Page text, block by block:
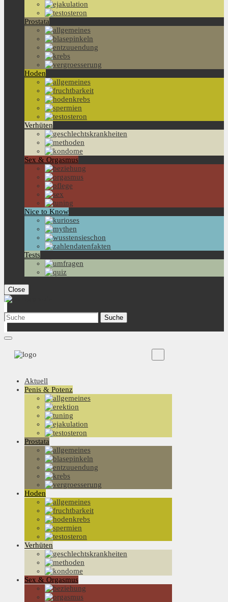
Prostata
Hoden
Verhüten
Sex & Orgasmus
Nice to Know
Tests
Close
Aktuell
Penis & Potenz
Prostata
Hoden
Verhüten
Sex & Orgasmus